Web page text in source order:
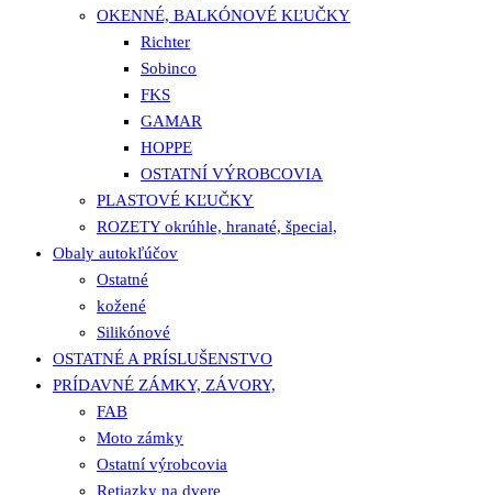
OKENNÉ, BALKÓNOVÉ KĽUČKY
Richter
Sobinco
FKS
GAMAR
HOPPE
OSTATNÍ VÝROBCOVIA
PLASTOVÉ KĽUČKY
ROZETY okrúhle, hranaté, špecial,
Obaly autokľúčov
Ostatné
kožené
Silikónové
OSTATNÉ A PRÍSLUŠENSTVO
PRÍDAVNÉ ZÁMKY, ZÁVORY,
FAB
Moto zámky
Ostatní výrobcovia
Retiazky na dvere